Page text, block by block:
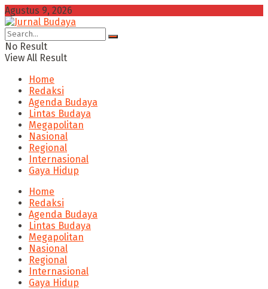
Agustus 9, 2026
No Result
View All Result
Home
Redaksi
Agenda Budaya
Lintas Budaya
Megapolitan
Nasional
Regional
Internasional
Gaya Hidup
Home
Redaksi
Agenda Budaya
Lintas Budaya
Megapolitan
Nasional
Regional
Internasional
Gaya Hidup